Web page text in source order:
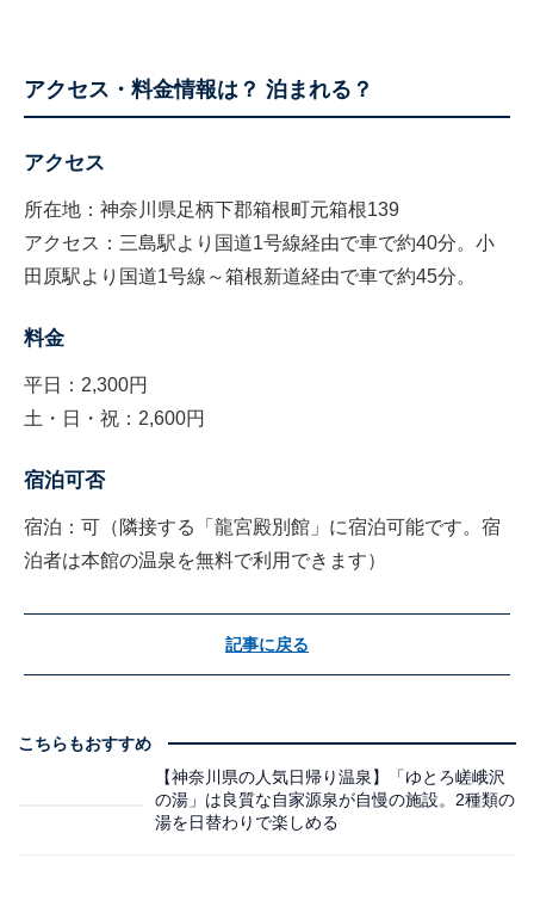
アクセス・料金情報は？ 泊まれる？
アクセス
所在地：神奈川県足柄下郡箱根町元箱根139
アクセス：三島駅より国道1号線経由で車で約40分。小
田原駅より国道1号線～箱根新道経由で車で約45分。
料金
平日：2,300円
土・日・祝：2,600円
宿泊可否
宿泊：可（隣接する「龍宮殿別館」に宿泊可能です。宿
泊者は本館の温泉を無料で利用できます）
記事に戻る
こちらもおすすめ
【神奈川県の人気日帰り温泉】「ゆとろ嵯峨沢
の湯」は良質な自家源泉が自慢の施設。2種類の
湯を日替わりで楽しめる